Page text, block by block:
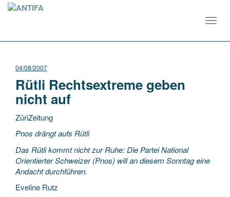
04/08/2007
Rütli Rechtsextreme geben
nicht auf
ZüriZeitung
Pnos drängt aufs Rütli
Das Rütli kommt nicht zur Ruhe: Die Partei National
Orientierter Schweizer (Pnos) will an diesem Sonntag eine
Andacht durchführen.
Eveline Rutz